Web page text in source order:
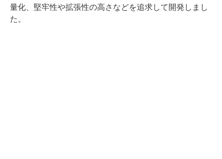
量化、堅牢性や拡張性の高さなどを追求して開発しまし
た。